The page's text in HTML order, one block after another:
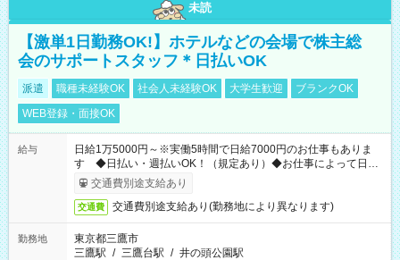
未読
【激単1日勤務OK!】ホテルなどの会場で株主総
会のサポートスタッフ＊日払いOK
派遣 職種未経験OK 社会人未経験OK 大学生歓迎
ブランクOK
WEB登録・面接OK
給与
日給1万5000円～※実働5時間で日給7000円のお仕事もありま
す ◆日払い・週払いOK！（規定あり）◆お仕事によって日給
も異なります
交通費別途支給あり
交通費 交通費別途支給あり(勤務地により異なります)
勤務地
東京都三鷹市
三鷹駅 / 三鷹台駅 / 井の頭公園駅